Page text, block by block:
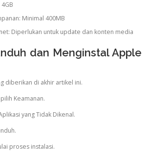
Minimal 400MB
Diperlukan untuk update dan konten media
dan Menginstal Apple
diberikan di akhir artikel ini.
Keamanan.
yang Tidak Dikenal.
proses instalasi.